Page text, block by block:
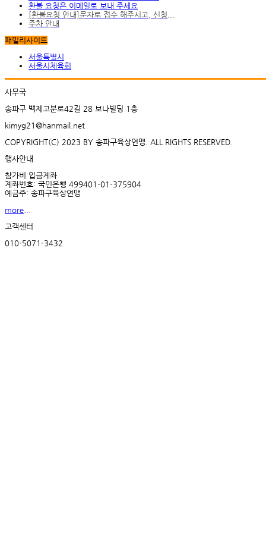
환불 요청은 이메일로 보내 주세요
[환불요청 안내]문자로 접수 해주시고, 신청...
주차 안내
패밀리사이트
서울특별시
서울시체육회
사무국
송파구 백제고분로42길 28 보나빌딩 1층
kimyg21@hanmail.net
COPYRIGHT(C) 2023 BY 송파구육상연맹. ALL RIGHTS RESERVED.
행사안내
참가비 입금계좌
계좌번호: 국민은행 499401-01-375904
예금주: 송파구육상연맹
more...
고객센터
010-5071-3432